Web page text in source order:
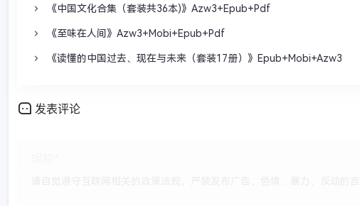
《中国文化合集（套装共36本)》Azw3+Epub+Pdf
《至味在人间》Azw3+Mobi+Epub+Pdf
《读懂的中国过去、现在与未来（套装17册）》Epub+Mobi+Azw3
发表评论